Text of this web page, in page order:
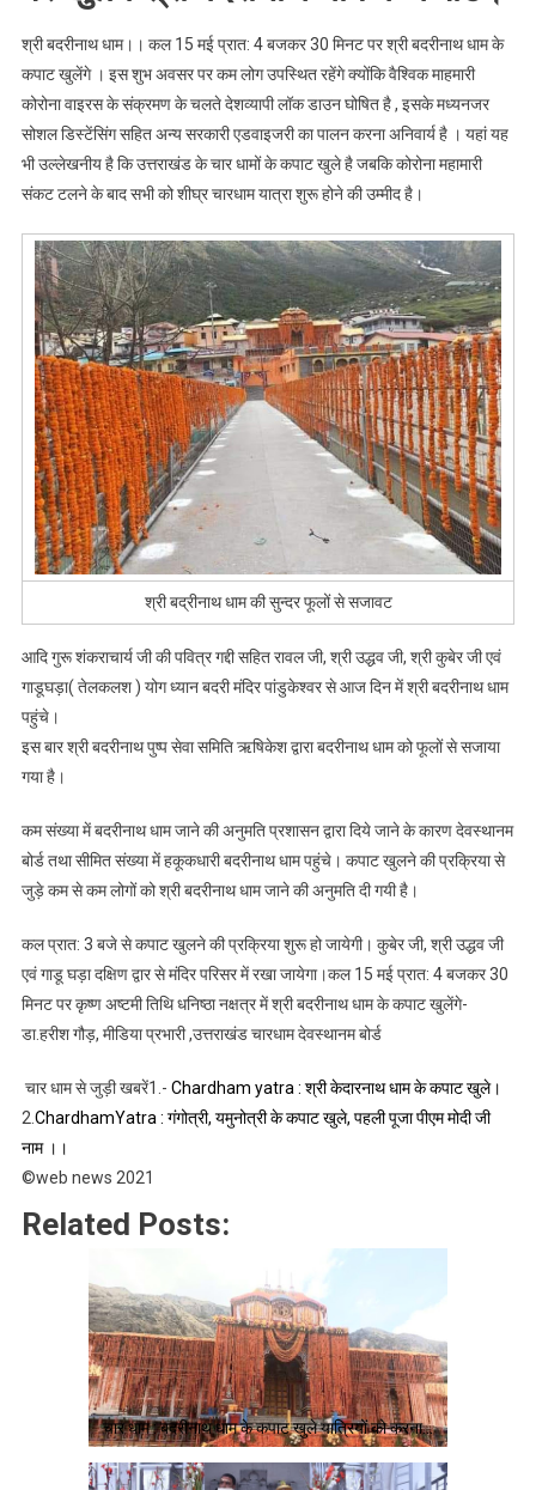
पूरी
जानकारी
।।
Web
News।।
श्री बदरीनाथ धाम।। कल 15 मई प्रात: 4 बजकर 30 मिनट पर श्री बदरीनाथ धाम के
कपाट खुलेंगे । इस शुभ अवसर पर कम लोग उपस्थित रहेंगे क्योंकि वैश्विक माहमारी
कोरोना वाइरस के संक्रमण के चलते देशव्यापी लॉक डाउन घोषित है , इसके मध्यनजर
सोशल डिस्टेंसिंग सहित अन्य सरकारी एडवाइजरी का पालन करना अनिवार्य है । यहां यह
भी उल्लेखनीय है कि उत्तराखंड के चार धामों के कपाट खुले है जबकि कोरोना महामारी
संकट टलने के बाद सभी को शीघ्र चारधाम यात्रा शुरू होने की उम्मीद है।
श्री बद्रीनाथ धाम की सुन्दर फूलों से सजावट
आदि गुरू शंकराचार्य जी की पवित्र गद्दी सहित रावल जी, श्री उद्धव जी, श्री कुबेर जी एवं
गाडूघड़ा( तेलकलश ) योग ध्यान बदरी मंदिर पांडुकेश्वर से आज दिन में श्री बदरीनाथ धाम
पहुंचे।
इस बार श्री बदरीनाथ पुष्प सेवा समिति ऋषिकेश द्वारा बदरीनाथ धाम को फूलों से सजाया
गया है।
कम संख्या में बदरीनाथ धाम जाने की अनुमति प्रशासन द्वारा दिये जाने के कारण देवस्थानम
बोर्ड तथा सीमित संख्या में हकूकधारी बदरीनाथ धाम पहुंचे। कपाट खुलने की प्रक्रिया से
जुड़े कम से कम लोगों को श्री बदरीनाथ धाम जाने की अनुमति दी गयी है।
कल प्रात: 3 बजे से कपाट खुलने की प्रक्रिया शुरू हो जायेगी। कुबेर जी, श्री उद्धव जी
एवं गाडू घड़ा दक्षिण द्वार से मंदिर परिसर में रखा जायेगा।कल 15 मई प्रात: 4 बजकर 30
मिनट पर कृष्ण अष्टमी तिथि धनिष्ठा नक्षत्र में श्री बदरीनाथ धाम के कपाट खुलेंगे-
डा.हरीश गौड़, मीडिया प्रभारी ,उत्तराखंड चारधाम देवस्थानम बोर्ड
चार धाम से जुड़ी खबरें1.- Chardham yatra : श्री केदारनाथ धाम के कपाट खुले।
2. ChardhamYatra : गंगोत्री, यमुनोत्री के कपाट खुले, पहली पूजा पीएम मोदी जी
नाम ।।
©web news 2021
Related Posts:
चार धाम : बदरीनाथ धाम के कपाट खुले यात्रियों को करना…